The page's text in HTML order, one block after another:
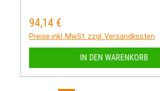
Regulärer Preis:
94,14 €
Preise inkl. MwSt. zzgl. Versandkosten
IN DEN WARENKORB